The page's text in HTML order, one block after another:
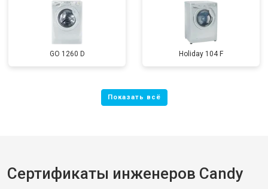
GO 1260 D Holiday 104 F
Сертификаты инженеров Candy